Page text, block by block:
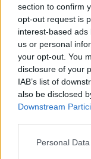
section to confirm
opt-out request is
interest-based
us or personal
your opt-out. You
disclosure of your
IAB’s list of
also be disclosed
Downstream
Personal
Minősítés